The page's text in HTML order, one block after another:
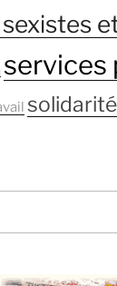
services
solidarité